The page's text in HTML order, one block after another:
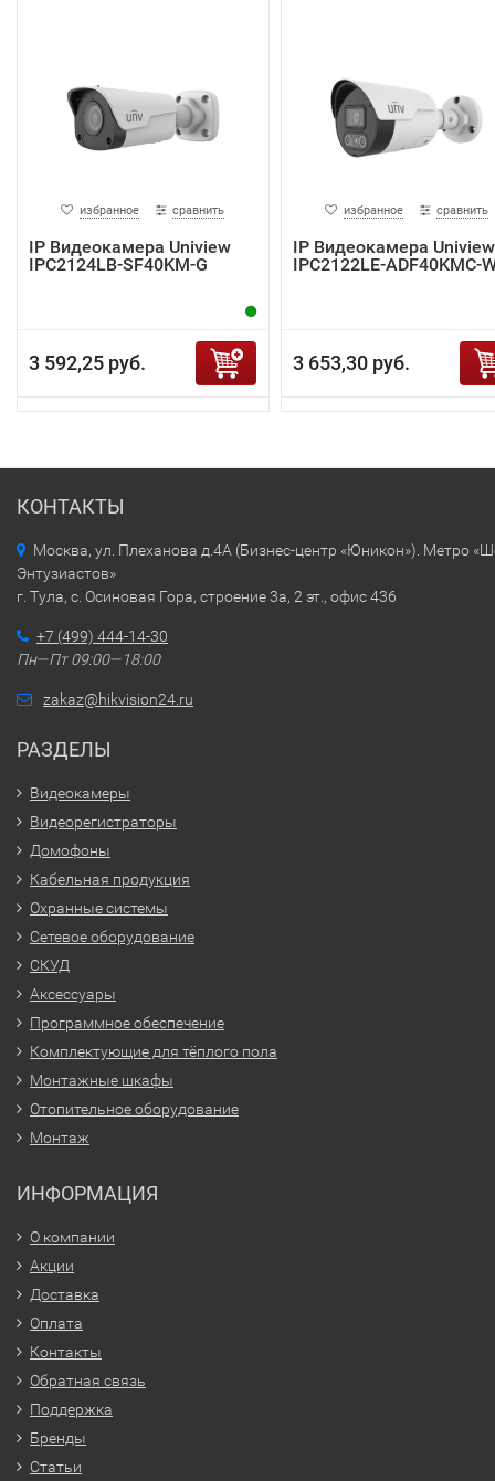
избранное сравнить
IP Видеокамера Uniview
IPC2124LB-SF40KM-G
3 592,25 руб.
избранное сравнить
IP Видеокамера Uniview
IPC2122LE-ADF40KMC-
3 653,30 руб.
КОНТАКТЫ
Москва, ул. Плеханова д.4А (Бизнес-центр «Юникон»). Метро
Энтузиастов»
г. Тула, с. Осиновая Гора, строение 3а, 2 эт., офис 436
+7 (499) 444-14-30
Пн—Пт 09:00—18:00
zakaz@hikvision24.ru
РАЗДЕЛЫ
Видеокамеры
Видеорегистраторы
Домофоны
Кабельная продукция
Охранные системы
Сетевое оборудование
СКУД
Аксессуары
Программное обеспечение
Комплектующие для тёплого пола
Монтажные шкафы
Отопительное оборудование
Монтаж
ИНФОРМАЦИЯ
О компании
Акции
Доставка
Оплата
Контакты
Обратная связь
Поддержка
Бренды
Статьи